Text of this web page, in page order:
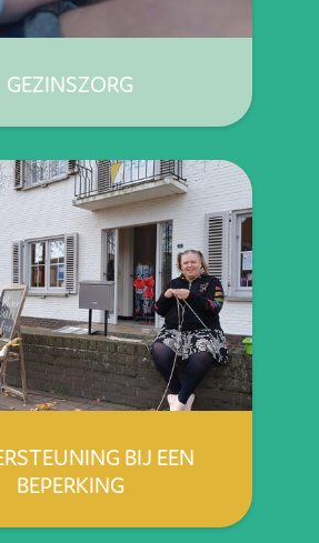
GEZINSZORG
BIJ EEN
BEPERKING